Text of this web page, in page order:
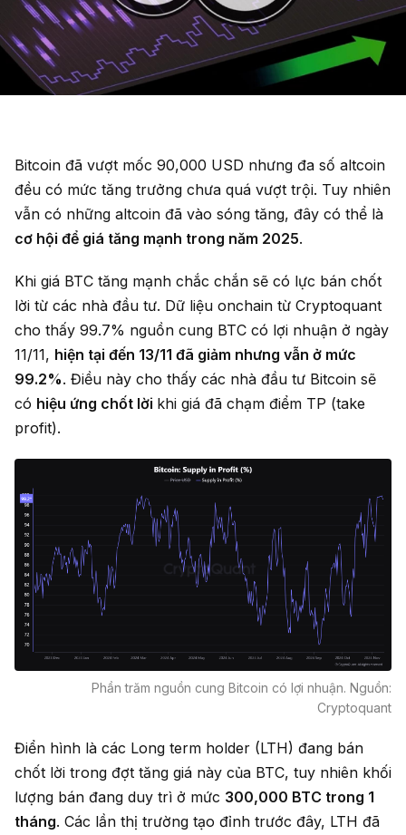
Bitcoin đã vượt mốc 90,000 USD nhưng đa số altcoin
đều có mức tăng trưởng chưa quá vượt trội. Tuy nhiên
vẫn có những altcoin đã vào sóng tăng, đây có thể là
cơ hội để giá tăng mạnh trong năm 2025.
Khi giá BTC tăng mạnh chắc chắn sẽ có lực bán chốt
lời từ các nhà đầu tư. Dữ liệu onchain từ Cryptoquant
cho thấy 99.7% nguồn cung BTC có lợi nhuận ở ngày
11/11, hiện tại đến 13/11 đã giảm nhưng vẫn ở mức
99.2%. Điều này cho thấy các nhà đầu tư Bitcoin sẽ
có hiệu ứng chốt lời khi giá đã chạm điểm TP (take
profit).
Phần trăm nguồn cung Bitcoin có lợi nhuận. Nguồn:
Cryptoquant
Điển hình là các Long term holder (LTH) đang bán
chốt lời trong đợt tăng giá này của BTC, tuy nhiên khối
lượng bán đang duy trì ở mức 300,000 BTC trong 1
tháng. Các lần thị trường tạo đỉnh trước đây, LTH đã